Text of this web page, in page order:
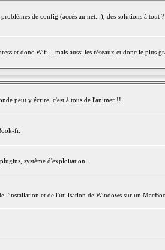
de config (accès au net...), des solutions à
et donc Wifi... mais aussi les réseaux et donc le plus
peut y écrire, c'est à tous de l'animer !!
fr.
système d'exploitation...
l'installation et de l'utilisation de Windows sur un